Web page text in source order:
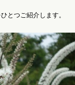
とつご紹介します。